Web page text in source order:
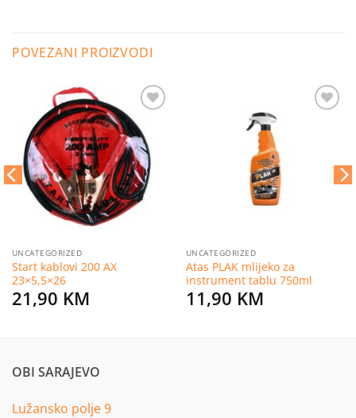
POVEZANI PROIZVODI
Dodaj
na
listu
želja
UNCATEGORIZED
Start kablovi 200 AX
23×5,5×26
21,90 KM
UNCATEGORIZED
Atas PLAK mlijeko za
instrument tablu 750ml
11,90 KM
OBI SARAJEVO
Lužansko polje 9